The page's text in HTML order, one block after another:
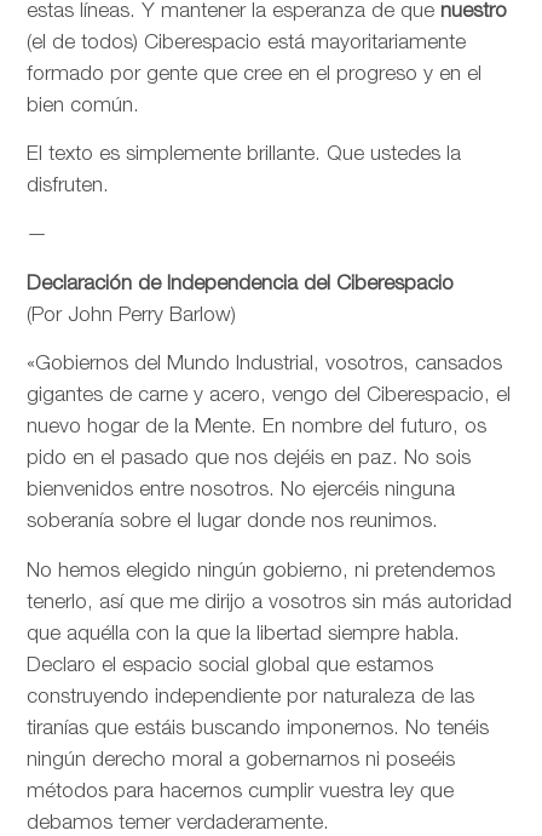
estas líneas. Y mantener la esperanza de que nuestro
(el de todos) Ciberespacio está mayoritariamente
formado por gente que cree en el progreso y en el
bien común.
El texto es simplemente brillante. Que ustedes la
disfruten.
—
Declaración de Independencia del Ciberespacio
(Por John Perry Barlow)
«Gobiernos del Mundo Industrial, vosotros, cansados
gigantes de carne y acero, vengo del Ciberespacio, el
nuevo hogar de la Mente. En nombre del futuro, os
pido en el pasado que nos dejéis en paz. No sois
bienvenidos entre nosotros. No ejercéis ninguna
soberanía sobre el lugar donde nos reunimos.
No hemos elegido ningún gobierno, ni pretendemos
tenerlo, así que me dirijo a vosotros sin más autoridad
que aquélla con la que la libertad siempre habla.
Declaro el espacio social global que estamos
construyendo independiente por naturaleza de las
tiranías que estáis buscando imponernos. No tenéis
ningún derecho moral a gobernarnos ni poseéis
métodos para hacernos cumplir vuestra ley que
debamos temer verdaderamente.